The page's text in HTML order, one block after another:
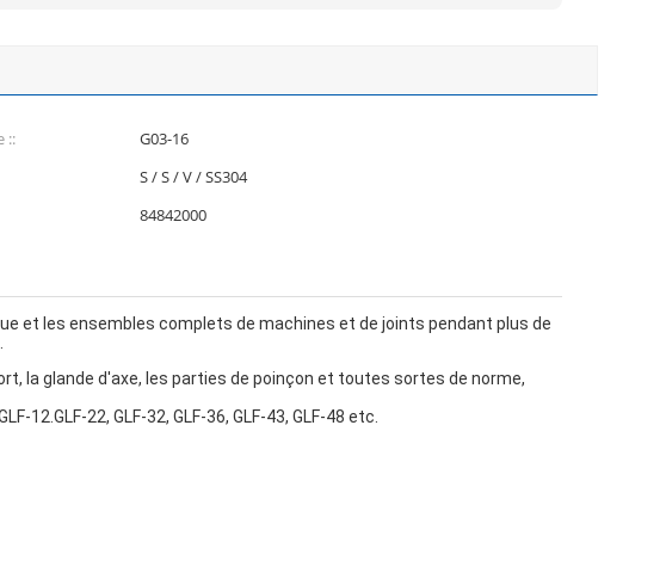
::
G03-16
S / S / V / SS304
84842000
et les ensembles complets de machines et de joints pendant plus de
la glande d'axe, les parties de poinçon et toutes sortes de norme,
12.GLF-22, GLF-32, GLF-36, GLF-43, GLF-48 etc.